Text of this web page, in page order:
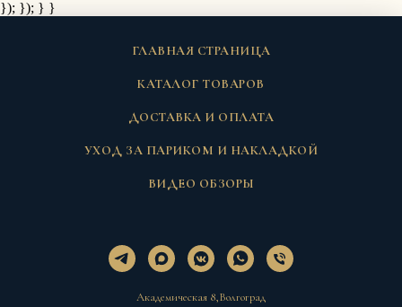
}); }); } }
ГЛАВНАЯ СТРАНИЦА
КАТАЛОГ ТОВАРОВ
ДОСТАВКА И ОПЛАТА
УХОД ЗА ПАРИКОМ И НАКЛАДКОЙ
ВИДЕО ОБЗОРЫ
Академическая 8,Волгоград